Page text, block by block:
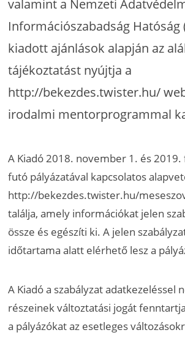
valamint a Nemzeti
Információszabadság Hatóság
kiadott ajánlások alapján az
tájékoztatást nyújtja a
http://bekezdes.twister.hu/
irodalmi mentorprogrammal
A Kiadó 2018. november 1. és
futó pályázatával kapcsolatos
http://bekezdes.twister.hu/
találja, amely információkat jelen
össze és egészíti ki. A jelen
időtartama alatt elérhető lesz a
A Kiadó a szabályzat adatkezeléssel
részeinek változtatási jogát
a pályázókat az esetleges